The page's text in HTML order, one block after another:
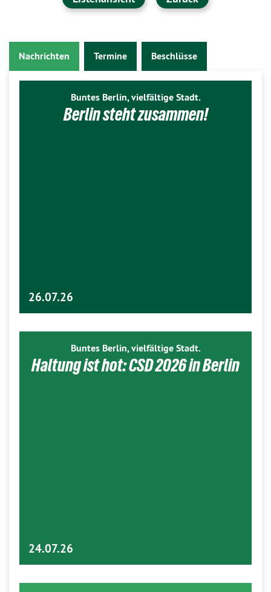
Nachrichten Termine Beschlüsse
Buntes Berlin, vielfältige Stadt.
Berlin steht zusammen!
26.07.26
Buntes Berlin, vielfältige Stadt.
Haltung ist hot: CSD 2026 in Berlin
24.07.26